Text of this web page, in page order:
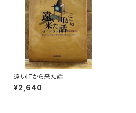
遠い町から来た話
¥2,640